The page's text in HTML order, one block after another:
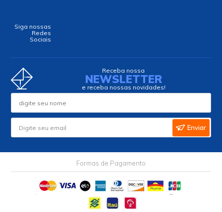
Siga nossas
Redes
Sociais
Receba nossa
NEWSLETTER
e receba nossas novidades!
Enviar
Formas de Pagamento